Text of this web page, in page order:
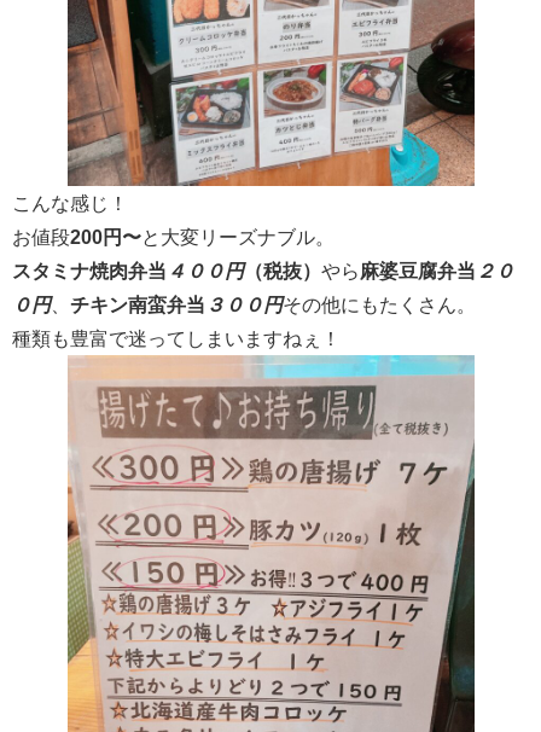
こんな感じ！
お値段200円〜と大変リーズナブル。
スタミナ焼肉弁当 ４００円（税抜） やら 麻婆豆腐弁当 ２０
０円、 チキン南蛮弁当 ３００円その他にもたくさん。
種類も豊富で迷ってしまいますねぇ！